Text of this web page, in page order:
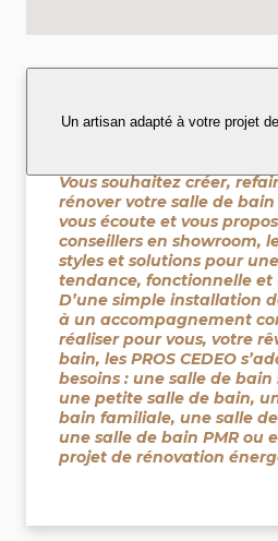
Un artisan adapté à votre projet
Vous souhaitez créer,
rénover votre salle de
vous écoute et vous
conseillers en showroom,
styles et solutions pour
tendance, fonctionnelle et
D’une simple installation
à un accompagnement
réaliser pour vous, votre
bain, les PROS CEDEO
besoins : une salle de bain
une petite salle de bain,
bain familiale, une salle
une salle de bain PMR ou
projet de rénovation